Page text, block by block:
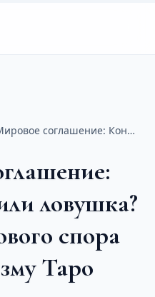
Мировое соглашение: Конец битвы или ловушка? Разбор трудового спора через призму Таро
ловушка?
спора
Таро